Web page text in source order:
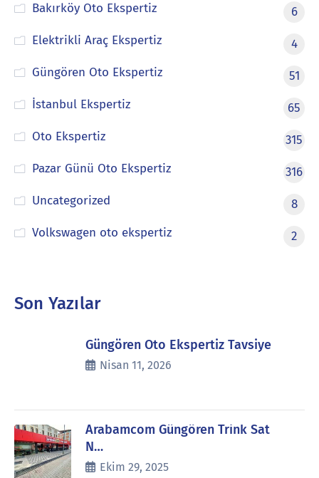
Bakırköy Oto Ekspertiz
6
Elektrikli Araç Ekspertiz
4
Güngören Oto Ekspertiz
51
İstanbul Ekspertiz
65
Oto Ekspertiz
315
Pazar Günü Oto Ekspertiz
316
Uncategorized
8
Volkswagen oto ekspertiz
2
Son Yazılar
Güngören Oto Ekspertiz Tavsiye
Nisan 11, 2026
Arabamcom Güngören Trink Sat
N…
Ekim 29, 2025